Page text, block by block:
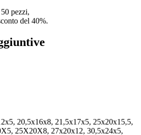
pezzi,
del 40%.
20,5x16x8, 21,5x17x5, 25x20x15,5,
25X20X8, 27x20x12, 30,5x24x5,